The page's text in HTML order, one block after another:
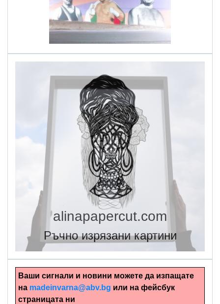
alinapapercut.com
Ръчно изрязани картини
Ваши сигнали и новини можете да изпащате
на madeinvarna@abv.bg или на фейсбук
страницата ни